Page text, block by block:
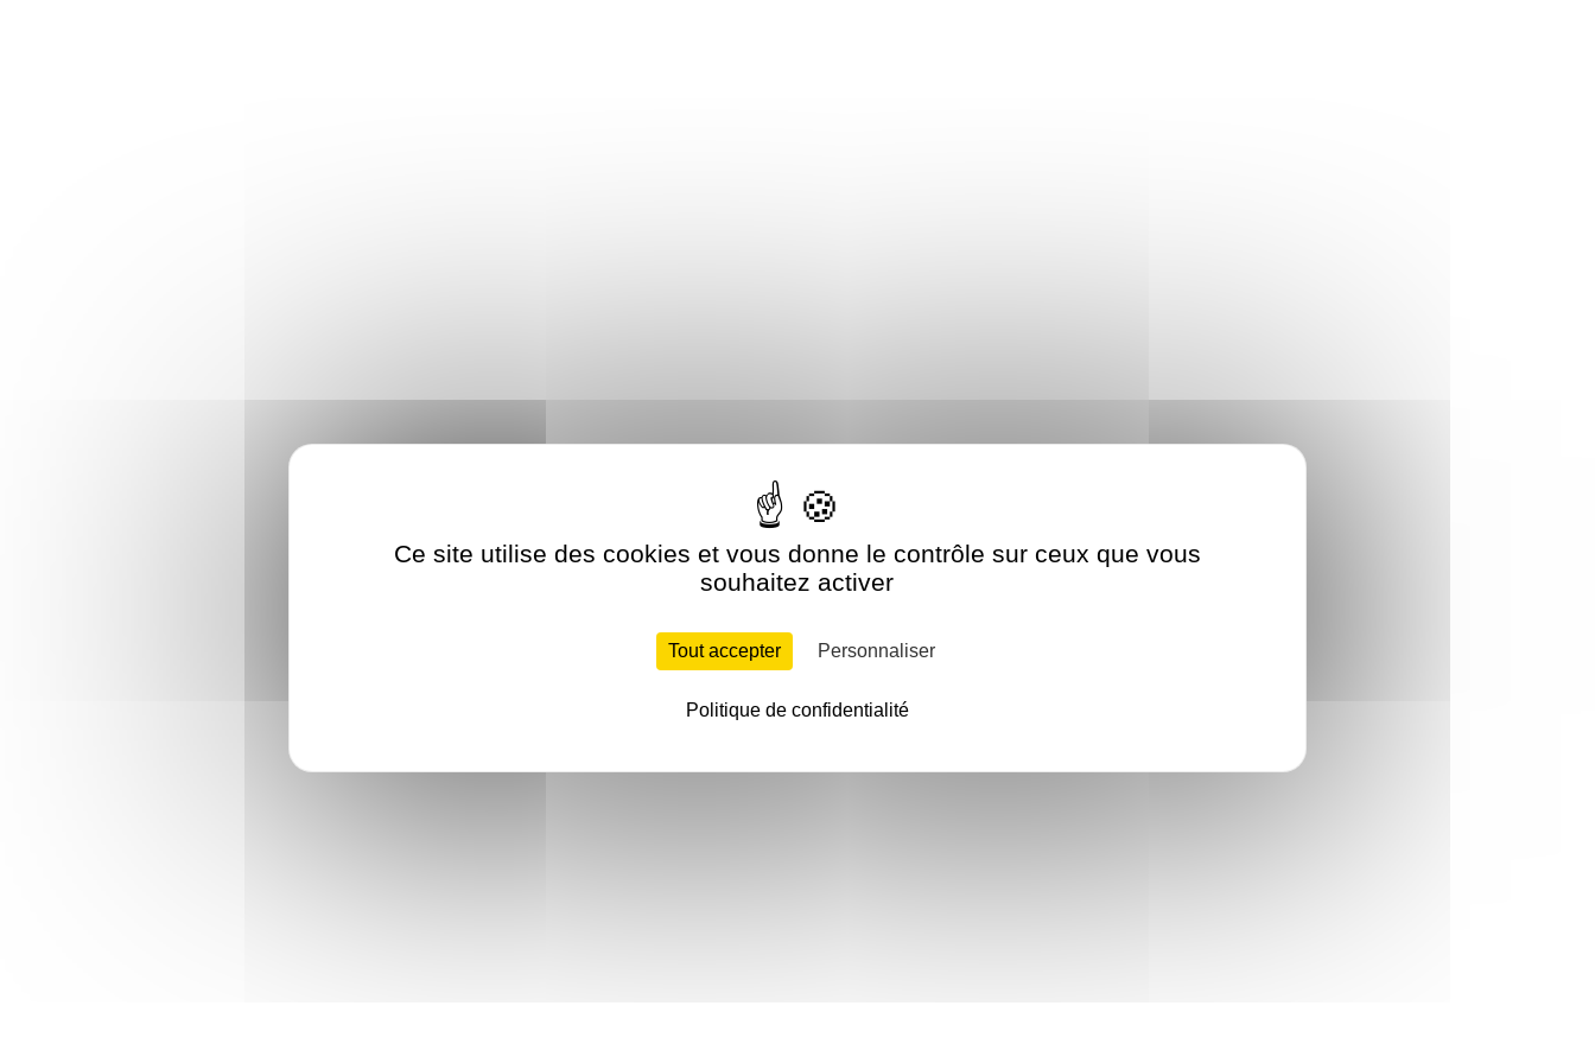
Ce site utilise des cookies et vous donne le contrôle sur ceux que vous
souhaitez activer
Tout accepter Personnaliser
Politique de confidentialité